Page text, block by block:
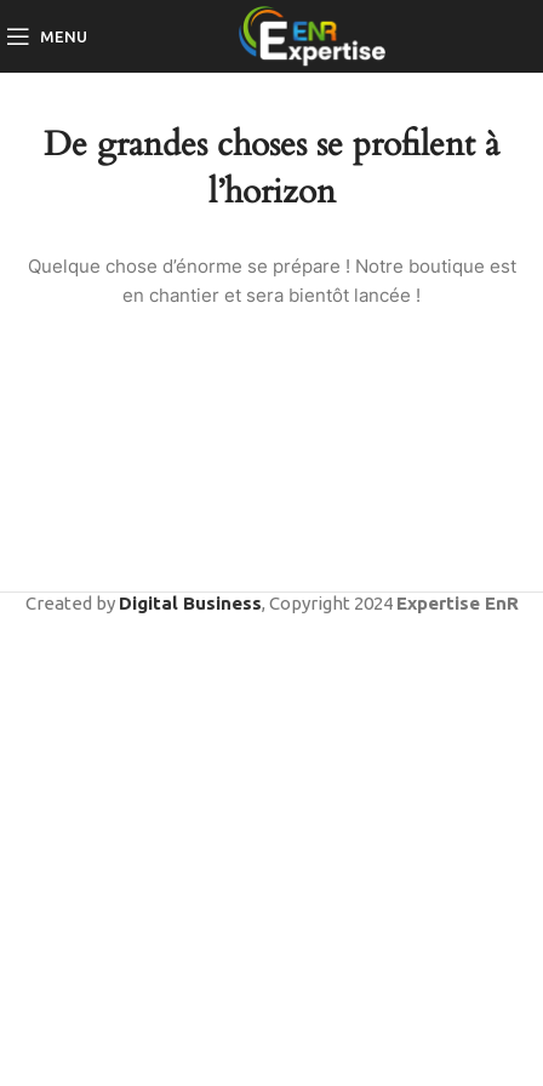
MENU
De grandes choses se profilent à
l’horizon
Quelque chose d’énorme se prépare ! Notre boutique est
en chantier et sera bientôt lancée !
Created by Digital Business, Copyright 2024 Expertise EnR